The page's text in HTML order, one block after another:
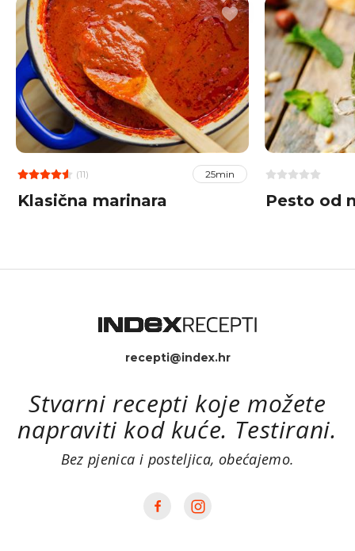
(11) 25min
Klasična marinara Pesto od
recepti@index.hr
Stvarni recepti koje možete
napraviti kod kuće. Testirani.
Bez pjenica i posteljica, obećajemo.